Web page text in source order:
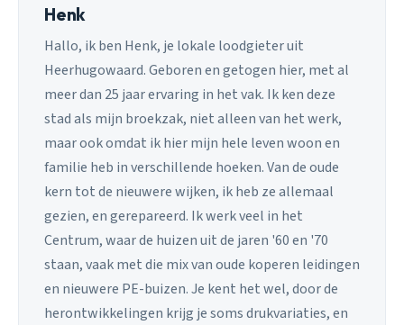
Henk
Hallo, ik ben Henk, je lokale loodgieter uit
Heerhugowaard. Geboren en getogen hier, met al
meer dan 25 jaar ervaring in het vak. Ik ken deze
stad als mijn broekzak, niet alleen van het werk,
maar ook omdat ik hier mijn hele leven woon en
familie heb in verschillende hoeken. Van de oude
kern tot de nieuwere wijken, ik heb ze allemaal
gezien, en gerepareerd. Ik werk veel in het
Centrum, waar de huizen uit de jaren '60 en '70
staan, vaak met die mix van oude koperen leidingen
en nieuwere PE-buizen. Je kent het wel, door de
herontwikkelingen krijg je soms drukvariaties, en